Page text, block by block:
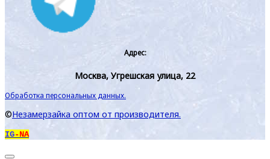
Адрес:
Москва, Угрешская улица, 22
Обработка персональных данных.
©Незамерзайка оптом от производителя.
IG-NA